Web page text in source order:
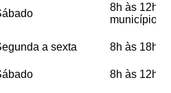
8h às 12h
município).
a sexta 8h às 18h
8h às 12h